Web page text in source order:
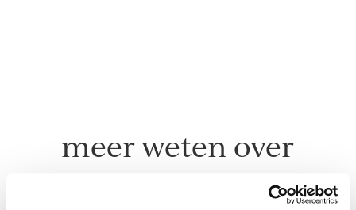
meer weten over
feestversiering?